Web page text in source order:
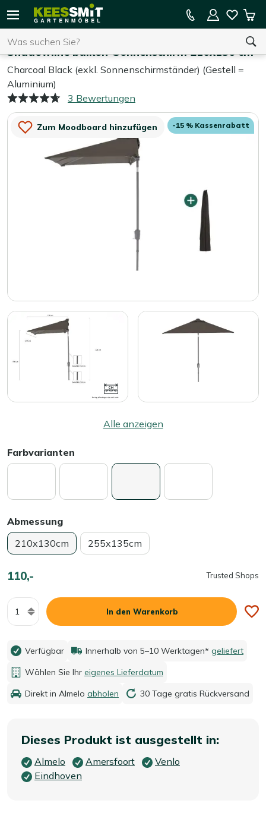
Sie haben keine Artikel in Ihrem Warenkorb.
15 % Kassenrabatt auf die gesamte Kollektion
Shadowline balkon-Sonnenschirm 210x130 cm
Charcoal Black (exkl. Sonnenschirmständer) (Gestell =
Aluminium)
3 Bewertungen
Zum Moodboard hinzufügen -15 % Kassenrabatt
Alle anzeigen
Farbvarianten
Abmessung
210x130cm
255x135cm
110,- Trusted Shops
Menge
In den Warenkorb
Verfügbar Innerhalb von 5–10 Werktagen* geliefert
Wählen Sie Ihr eigenes Lieferdatum
Direkt in Almelo abholen 30 Tage gratis Rückversand
Dieses Produkt ist ausgestellt in:
Almelo Amersfoort
Venlo
Eindhoven